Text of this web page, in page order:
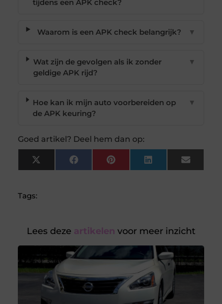
tijdens een APK check?
Waarom is een APK check belangrijk? ▼
Wat zijn de gevolgen als ik zonder
geldige APK rijd?
▼
Hoe kan ik mijn auto voorbereiden op
de APK keuring?
▼
Goed artikel? Deel hem dan op:
X
(Twitter)
FacebookPinterest LinkedIn Email
Tags:
Lees deze artikelen voor meer inzicht